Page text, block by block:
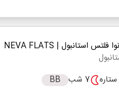
فلتس استانبول | NEVA FLATS
7 شب BB